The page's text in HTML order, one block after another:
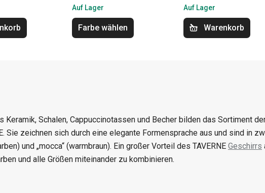
Auf Lager
Farbe wählen
Auf Lager
Warenkorb
Keramik, Schalen, Cappuccinotassen und Becher bilden das Sortiment
Sie zeichnen sich durch eine elegante Formensprache aus und sind in
und „mocca“ (warmbraun). Ein großer Vorteil des TAVERNE Geschirrs
und alle Größen miteinander zu kombinieren.